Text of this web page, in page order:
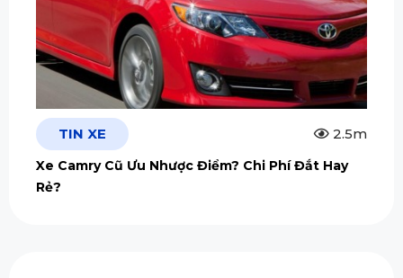
TIN XE 2.5m
Xe Camry Cũ Ưu Nhược Điểm? Chi Phí Đắt Hay
Rẻ?